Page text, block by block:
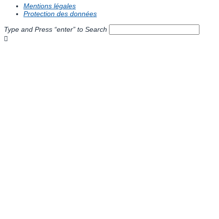
Mentions légales
Protection des données
Type and Press “enter” to Search